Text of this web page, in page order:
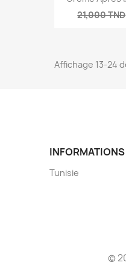
21,000 TND
Affichage 13-24
INFORMATIONS
Tunisie
©